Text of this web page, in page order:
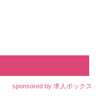
sponsored by 求人ボックス